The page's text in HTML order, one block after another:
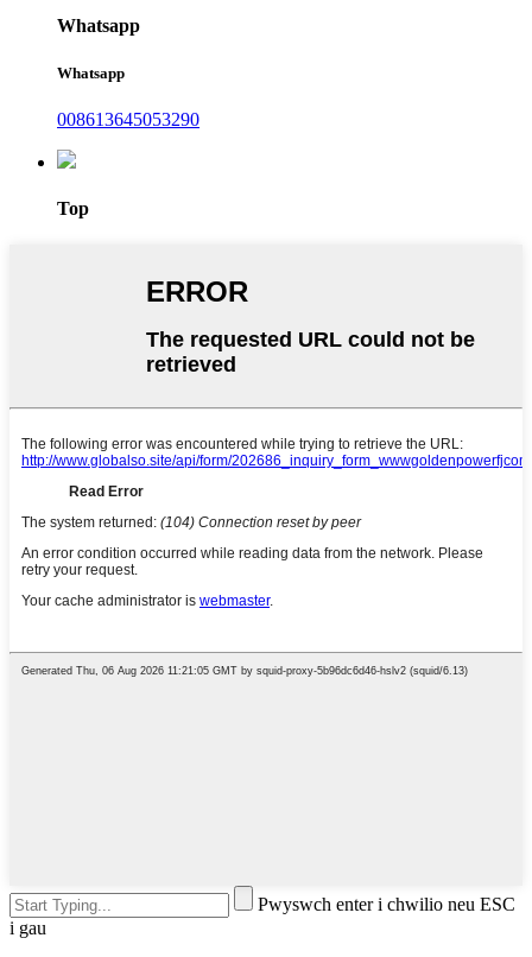
Whatsapp
Whatsapp
008613645053290
Top
Pwyswch enter i chwilio neu ESC
i gau